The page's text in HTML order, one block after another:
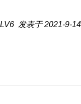
LV6 发表于 2021-9-